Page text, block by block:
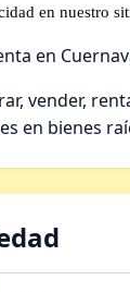
en nuestro
en
vender,
en bienes